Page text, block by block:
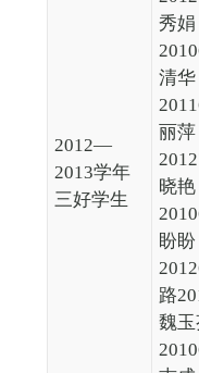
2012—
2013学年
三好学生
秀娟
清华
丽萍
晓艳
盼盼
路
魏玉